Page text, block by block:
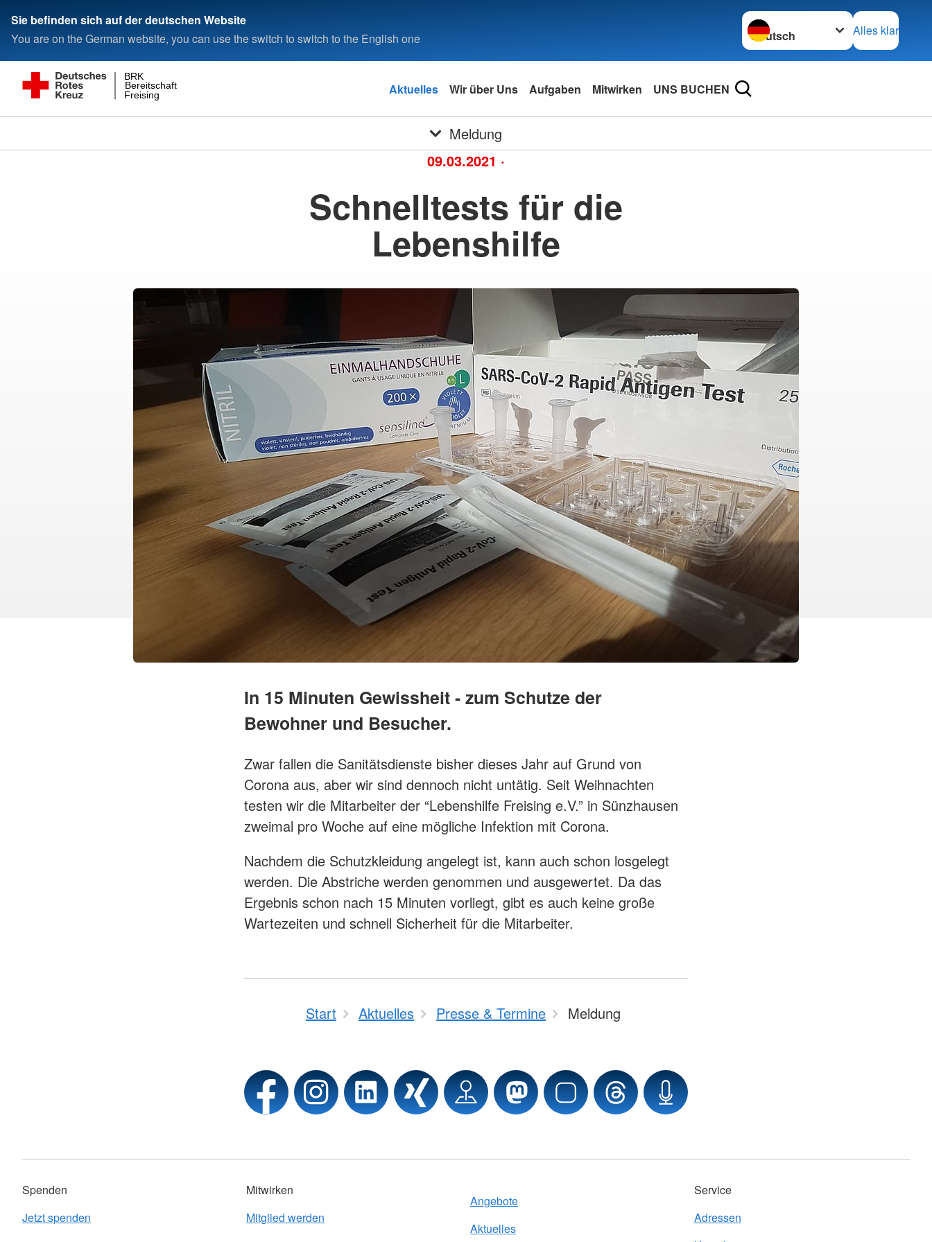
Sie befinden sich auf der deutschen Website
You are on the German website, you can use the switch to switch to the English one
Sprache wechseln zu
Alles klar
Freising
Bereitschaft
BRK
Aktuelles Wir über Uns Aufgaben Mitwirken UNS BUCHEN
Meldung
09.03.2021 ·
Schnelltests für die
Lebenshilfe
In 15 Minuten Gewissheit - zum Schutze der
Bewohner und Besucher.
Zwar fallen die Sanitätsdienste bisher dieses Jahr auf Grund von
Corona aus, aber wir sind dennoch nicht untätig. Seit Weihnachten
testen wir die Mitarbeiter der “Lebenshilfe Freising e.V.” in Sünzhausen
zweimal pro Woche auf eine mögliche Infektion mit Corona.
Nachdem die Schutzkleidung angelegt ist, kann auch schon losgelegt
werden. Die Abstriche werden genommen und ausgewertet. Da das
Ergebnis schon nach 15 Minuten vorliegt, gibt es auch keine große
Wartezeiten und schnell Sicherheit für die Mitarbeiter.
Start Aktuelles Presse & Termine Meldung
Spenden
Jetzt spenden
Mitwirken
Mitglied werden
Angebote
Aktuelles
Service
Adressen